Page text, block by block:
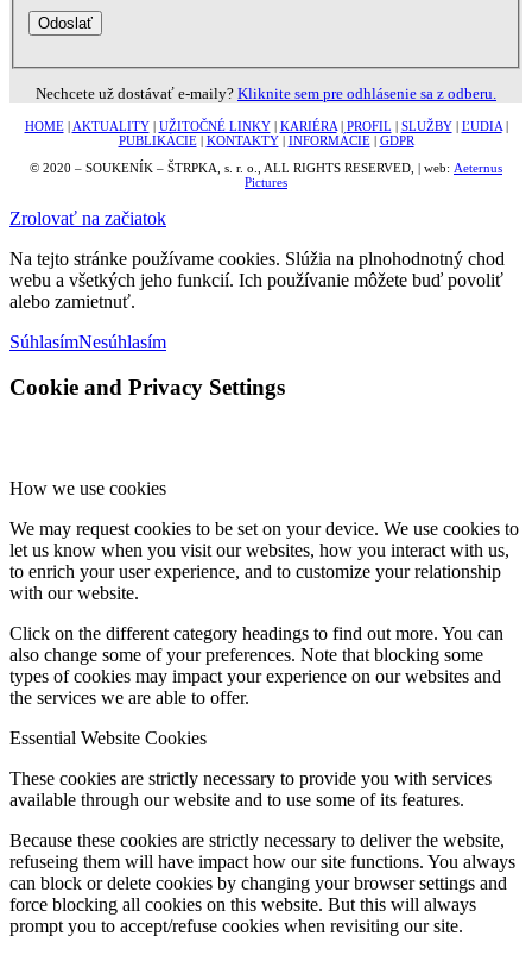
Nechcete už dostávať e-maily? Kliknite sem pre odhlásenie sa z odberu.
HOME| AKTUALITY| UŽITOČNÉ LINKY| KARIÉRA| PROFIL | SLUŽBY| ĽUDIA|
PUBLIKÁCIE| KONTAKTY| INFORMÁCIE| GDPR
© 2020 – SOUKENÍK – ŠTRPKA, s. r. o., ALL RIGHTS RESERVED, | web: Aeternus
Pictures
Zrolovať na začiatok
Na tejto stránke používame cookies. Slúžia na plnohodnotný chod
webu a všetkých jeho funkcií. Ich používanie môžete buď povoliť
alebo zamietnuť.
SúhlasímNesúhlasím
Cookie and Privacy Settings
How we use cookies
We may request cookies to be set on your device. We use cookies to
let us know when you visit our websites, how you interact with us,
to enrich your user experience, and to customize your relationship
with our website.
Click on the different category headings to find out more. You can
also change some of your preferences. Note that blocking some
types of cookies may impact your experience on our websites and
the services we are able to offer.
Essential Website Cookies
These cookies are strictly necessary to provide you with services
available through our website and to use some of its features.
Because these cookies are strictly necessary to deliver the website,
refuseing them will have impact how our site functions. You always
can block or delete cookies by changing your browser settings and
force blocking all cookies on this website. But this will always
prompt you to accept/refuse cookies when revisiting our site.